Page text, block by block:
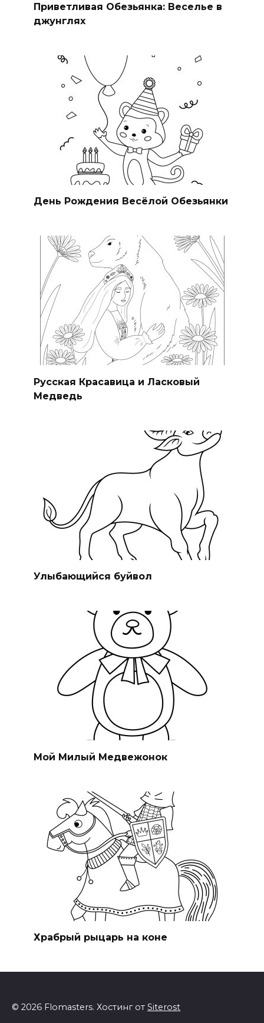
Приветливая Обезьянка: Веселье в
джунглях
День Рождения Весёлой Обезьянки
Русская Красавица и Ласковый
Медведь
Улыбающийся буйвол
Мой Милый Медвежонок
Храбрый рыцарь на коне
© 2026 Flomasters. Хостинг от Siterost